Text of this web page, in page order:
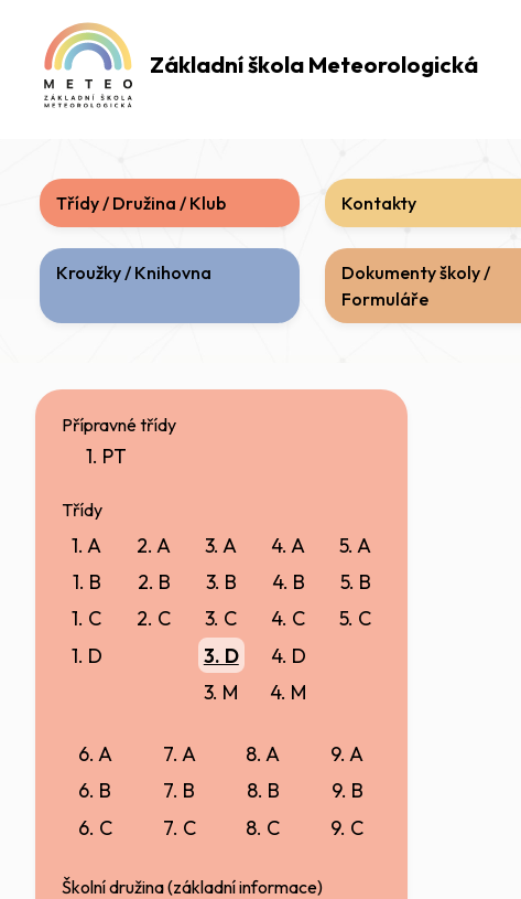
Základní škola Meteorologická
Třídy / Družina / Klub Kontakty
Kroužky / Knihovna
Dokumenty školy /
Formuláře
Přípravné třídy
1. PT
Třídy
1. A
1. B
1. C
1. D
2. A
2. B
2. C
3. A
3. B
3. C
3. D
3. M
4. A
4. B
4. C
4. D
4. M
5. A
5. B
5. C
6. A
6. B
6. C
7. A
7. B
7. C
8. A
8. B
8. C
9. A
9. B
9. C
Školní družina (základní informace)